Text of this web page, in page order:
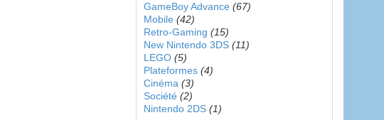
GameBoy Advance (67)
Mobile (42)
Retro-Gaming (15)
New Nintendo 3DS (11)
LEGO (5)
Plateformes (4)
Cinéma (3)
Société (2)
Nintendo 2DS (1)